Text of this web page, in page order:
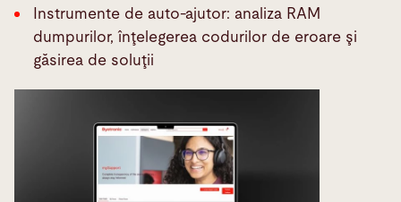
Instrumente de auto-ajutor: analiza RAM
dumpurilor, înţelegerea codurilor de eroare şi
găsirea de soluţii